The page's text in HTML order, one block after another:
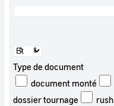
Type de document
document monté
dossier tournage
rush